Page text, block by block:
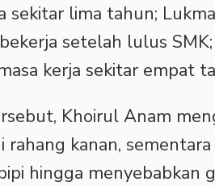
sekitar lima tahun;
setelah lulus
kerja sekitar empat
Khoirul Anam
rahang kanan,
hingga menyebabkan